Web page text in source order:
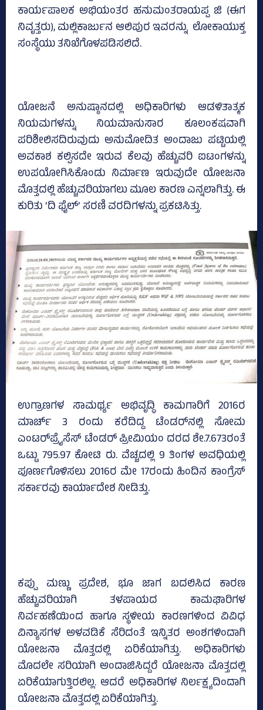
ಕಾರ್ಯಪಾಲಕ ಅಭಿಯಂತರ ಹನುಮಂತರಾಯಪ್ಪ ಜಿ (ಈಗ
ನಿವೃತ್ತರು), ಮಲ್ಲಿಕಾರ್ಜುನ ಆಲಿಪುರ ಇವರನ್ನು ಲೋಕಾಯುಕ್ತ
ಸಂಸ್ಥೆಯು ತನಿಖೆಗೊಳಪಡಿಸಲಿದೆ.
ಯೋಜನೆ ಅನುಷ್ಠಾನದಲ್ಲಿ ಅಧಿಕಾರಿಗಳು ಆಡಳಿತಾತ್ಮಕ
ನಿಯಮಗಳನ್ನು ನಿಯಮಾನುಸಾರ ಕೂಲಂಕಷವಾಗಿ
ಪರಿಶೀಲಿಸದಿರುವುದು ಅನುಮೋದಿತ ಅಂದಾಜು ಪಟ್ಟಿಯಲ್ಲಿ
ಅವಕಾಶ ಕಲ್ಪಿಸದೇ ಇರುವ ಕೆಲವು ಹೆಚ್ಚುವರಿ ಐಟಂಗಳನ್ನು
ಉಪಯೋಗಿಸಿಕೊಂಡು ನಿರ್ಮಾಣ ಇರುವುದೇ ಯೋಜನಾ
ಮೊತ್ತದಲ್ಲಿ ಹೆಚ್ಚುವರಿಯಾಗಲು ಮೂಲ ಕಾರಣ ಎನ್ನಲಾಗಿತ್ತು. ಈ
ಕುರಿತು ‘ದಿ ಫೈಲ್‌’ ಸರಣಿ ವರದಿಗಳನ್ನು ಪ್ರಕಟಿಸಿತ್ತು.
ಉಗ್ರಾಣಗಳ ಸಾಮರ್ಥ್ಯ ಅಭಿವೃದ್ಧಿ ಕಾಮಗಾರಿಗೆ 2016ರ
ಮಾರ್ಚ್‌ 3 ರಂದು ಕರೆದಿದ್ದ ಟೆಂಡರ್‌ನಲ್ಲಿ ಸೋಮ
ಎಂಟರ್‌ಪ್ರೈಸೆಸ್‌ ಟೆಂಡರ್‌ ಪ್ರೀಮಿಯಂ ದರದ ಶೇ.7.673ರಂತೆ
ಒಟ್ಟು 795.97 ಕೋಟಿ ರು. ವೆಚ್ಚದಲ್ಲಿ 9 ತಿಂಗಳ ಅವಧಿಯಲ್ಲಿ
ಪೂರ್ಣಗೊಳಿಸಲು 2016ರ ಮೇ 17ರಂದು ಹಿಂದಿನ ಕಾಂಗ್ರೆಸ್‌
ಸರ್ಕಾರವು ಕಾರ್ಯಾದೇಶ ನೀಡಿತ್ತು.
ಕಪ್ಪು ಮಣ್ಣು ಪ್ರದೇಶ, ಭೂ ಜಾಗ ಬದಲಿಸಿದ ಕಾರಣ
ಹೆಚ್ಚುವರಿಯಾಗಿ ತಳಪಾಯದ ಕಾಮಘಾರಿಗಳ
ನಿರ್ವಹಣೆಯಿಂದ ಹಾಗೂ ಸ್ಥಳೀಯ ಕಾರಣಗಳಿಂದ ವಿವಿಧ
ವಿನ್ಯಾಸಗಳ ಅಳವಡಿಕೆ ಸೆರಿದಂತೆ ಇನ್ನಿತರ ಅಂಶಗಳಿಂದಾಗಿ
ಯೋಜನಾ ಮೊತ್ತದಲ್ಲಿ ಏರಿಕೆಯಾಗಿತ್ತು. ಅಧಿಕಾರಿಗಳು
ಮೊದಲೇ ಸರಿಯಾಗಿ ಅಂದಾಜಿಸಿದ್ದರೆ ಯೋಜನಾ ಮೊತ್ತದಲ್ಲಿ
ಏರಿಕೆಯಾಗುತ್ತಿರಲಿಲ್ಲ. ಆದರೆ ಅಧಿಕಾರಿಗಳ ನಿರ್ಲಕ್ಷ್ಯದಿಂದಾಗಿ
ಯೋಜನಾ ಮೊತ್ತದಲ್ಲಿ ಏರಿಕೆಯಾಗಿತ್ತು.